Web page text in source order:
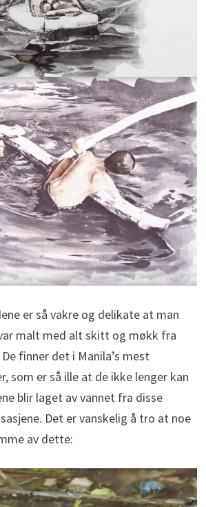
er så vakre og delikate at man
malt med alt skitt og møkk fra
finner det i Manila’s mest
som er så ille at de ikke lenger kan
blir laget av vannet fra disse
Det er vanskelig å tro at noe
av dette: